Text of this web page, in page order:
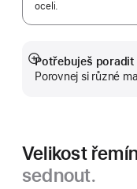
oceli.
Potřebuješ poradit
Porovnej si různé
Zobrazit
více
Velikost
sednout.